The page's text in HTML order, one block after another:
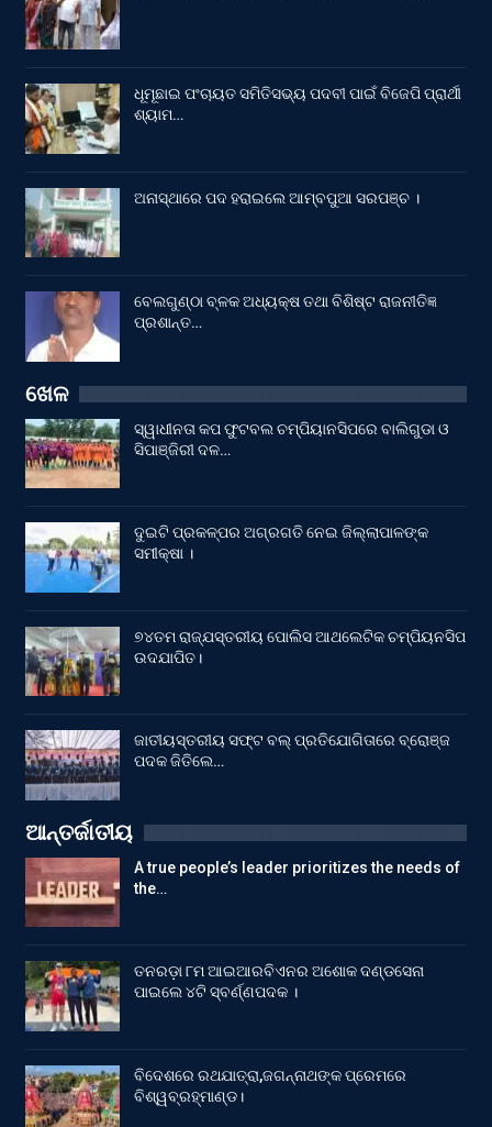
ଧୂମୂଛାଇ ପଂଚାୟତ ସମିତିସଭ୍ୟ ପଦବୀ ପାଇଁ ବିଜେପି ପ୍ରାର୍ଥୀ
ଶ୍ୟାମ…
ଅନାସ୍ଥାରେ ପଦ ହରାଇଲେ ଆମ୍ବପୁଆ ସରପଞ୍ଚ ।
ବେଲଗୁଣ୍ଠା ବ୍ଳକ ଅଧ୍ୟକ୍ଷ ତଥା ବିଶିଷ୍ଟ ରାଜନୀତିଜ୍ଞ
ପ୍ରଶାନ୍ତ…
ଖେଳ
ସ୍ୱାଧୀନତା କପ ଫୁଟବଲ ଚମ୍ପିୟାନସିପରେ ବାଲିଗୁଡା ଓ
ସିପାଞ୍ଜିରୀ ଦଳ…
ଦୁଇଟି ପ୍ରକଳ୍ପର ଅଗ୍ରଗତି ନେଇ ଜିଲ୍ଲାପାଳଙ୍କ
ସମୀକ୍ଷା ।
୭୪ତମ ରାଜ୍ଯସ୍ତରୀୟ ପୋଲିସ ଆଥଲେଟିକ ଚମ୍ପିୟନସିପ
ଉଦଯାପିତ।
ଜାତୀୟସ୍ତରୀୟ ସଫ୍ଟ ବଲ୍ ପ୍ରତିଯୋଗିତାରେ ବ୍ରୋଞ୍ଜ
ପଦକ ଜିତିଲେ…
ଆନ୍ତର୍ଜାତୀୟ
A true people’s leader prioritizes the needs of
the…
ତନରଡ଼ା ୮ମ ଆଇଆରବିଏନର ଅଶୋକ ଦଣ୍ଡସେନା
ପାଇଲେ ୪ଟି ସ୍ବର୍ଣ୍ଣପଦକ ।
ବିଦେଶରେ ରଥଯାତ୍ରା,ଜଗନ୍ନାଥଙ୍କ ପ୍ରେମରେ
ବିଶ୍ୱବ୍ରହ୍ମାଣ୍ଡ।